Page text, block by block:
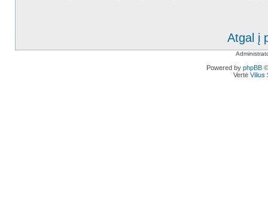
Atgal į
Powered by phpBB
Vertė Vilius